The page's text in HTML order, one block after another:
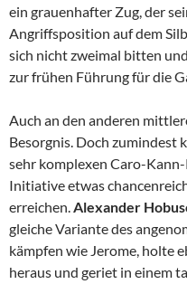
ein grauenhafter Zug, der
Angriffsposition auf dem
sich nicht zweimal bitten
zur frühen Führung für die
Auch an den anderen
Besorgnis. Doch zumindest
sehr komplexen Caro-
Initiative etwas
erreichen.Alexander
gleiche Variante des
kämpfen wie Jerome, holte
heraus und geriet in einem